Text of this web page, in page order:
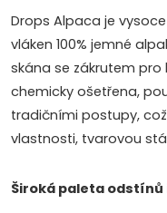
c
í
p
r
v
k
o
v
á
n
í
Drops Alpaca je
vláken 100% jemné
skána se zákrutem pro
chemicky ošetřena,
tradičními postupy,
vlastnosti, tvarovou
Široká paleta